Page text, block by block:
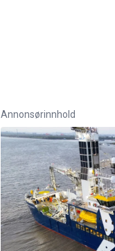
Annonsørinnhold